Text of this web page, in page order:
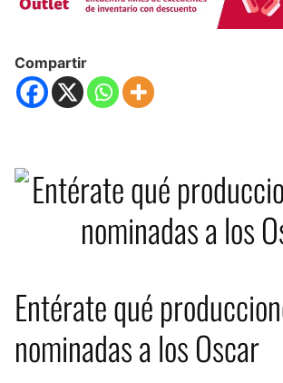
Compartir
Entérate qué
nominadas a los Oscar